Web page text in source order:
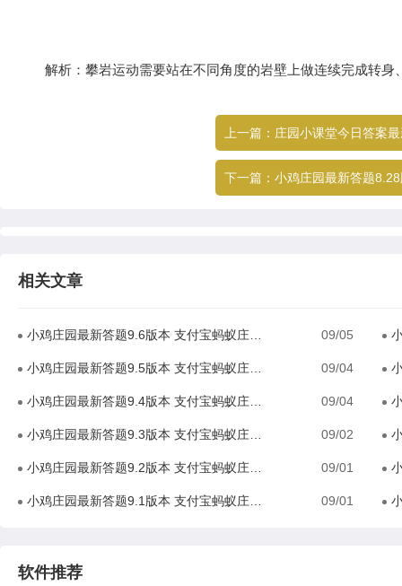
解析：攀岩运动需要站在不同角度的岩壁上做连续完成转身
上一篇： 庄园小课堂今日答案最新-庄园
下一篇： 小鸡庄园最新答题8.28版本 支付宝蚂蚁庄园(
相关文章
小鸡庄园最新答题9.6版本 支付宝蚂蚁庄园(小课堂)今日答题答案大全一览2023 09/05
小鸡庄园最新答题9.5版本 支付宝蚂蚁庄园(小课堂)今日答题答案大全一览2023 09/04
小鸡庄园最新答题9.4版本 支付宝蚂蚁庄园(小课堂)今日答题答案大全一览2023 09/04
小鸡庄园最新答题9.3版本 支付宝蚂蚁庄园(小课堂)今日答题答案大全一览2023 09/02
小鸡庄园最新答题9.2版本 支付宝蚂蚁庄园(小课堂)今日答题答案大全一览2023 09/01
小鸡庄园最新答题9.1版本 支付宝蚂蚁庄园(小课堂)今日答题答案大全一览2023 09/01
小
小
小
小
小
小
软件推荐